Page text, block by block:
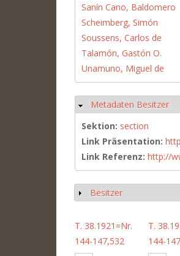
Sanín Cano, Baldomero
Scheimberg, Simón
Soussens, Carlos de
Talamón, Gastón O.
Unamuno, Miguel de
Hide
Metadaten Besitzer
Sektion: section
Link Präsentation:
Link Referenz: http://
Show
Besitzer
T. 38.1921=Nr.
144-147,532
T.
144-